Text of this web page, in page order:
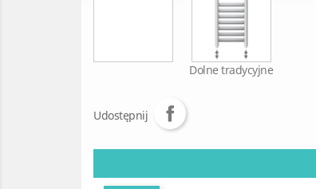
Dolne tradycyjne
Udostępnij